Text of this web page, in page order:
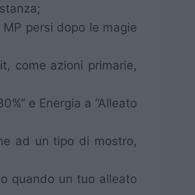
persi dopo le magie
come azioni primarie,
e Energia a “Alleato
ad un tipo di mostro,
quando un tuo alleato